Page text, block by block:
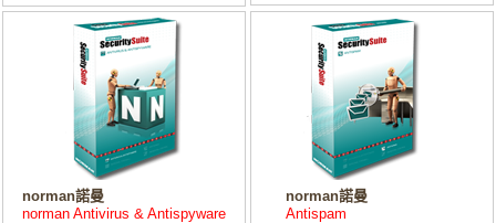
norman諾曼
norman Antivirus & Antispyware
norman諾曼
Antispam